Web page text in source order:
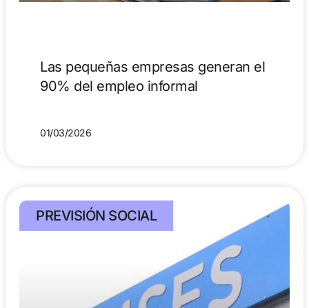
Las pequeñas empresas generan el
90% del empleo informal
01/03/2026
PREVISIÓN SOCIAL